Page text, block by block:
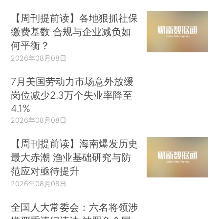
【周刊提前读】各地狠抓社保
缴费基数 合规与企业减负如
何平衡？
2026年08月08日
7月美国劳动力市场意外放缓
岗位减少2.3万个失业率降至
4.1%
2026年08月08日
【周刊提前读】海南爆发历史
最大赤潮 渔业基础研究与防
范应对亟待提升
2026年08月08日
全国人大常委会：六名将领涉